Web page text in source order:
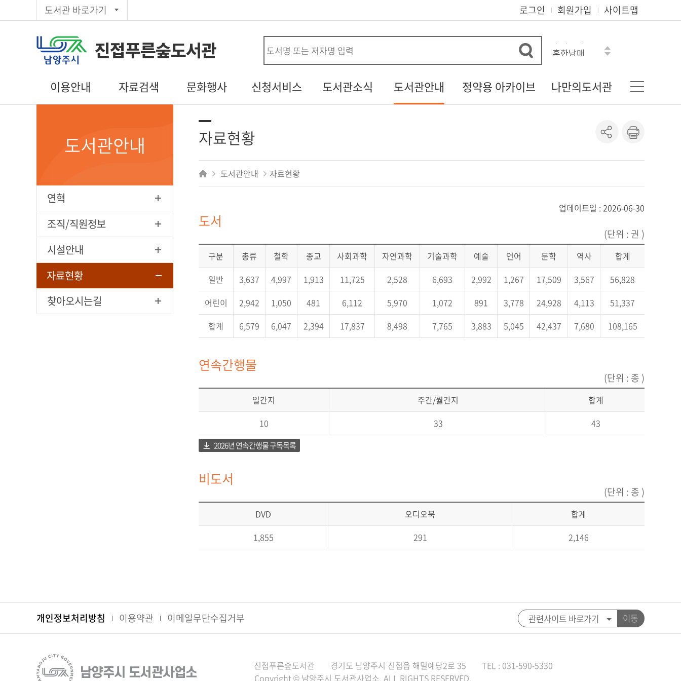
도서관 바로가기 로그인 회원가입 사이트맵
진접푸른숲도서관
흔한남매
아몬드
로맨스소설
이용안내
대출/반납/예약
전자도서관
자료검색
신착자료목록
문화행사
문화행사 신청
독서동아리
책 표지 톺아보기
신청서비스
두루두루 서비스
내생애첫도서관
책바다
도서관견학신청
도서관소식
행사갤러리
설문조사
도서관안내
자료현황
정약용 아카이브
정약용 선생 관련 자료
나만의도서관
나의신청정보
상호대차조회
도서추천서비스
온라인정회원신청
도서관안내
연혁
조직/직원정보
시설안내
자료현황
찾아오시는길
자료현황
도서관안내 자료현황
업데이트일 : 2026-06-30
도서
(단위 : 권 )
구분 총류 철학 종교 사회과학 자연과학 기술과학 예술 언어 문학 역사
합계
일반
3,637 4,997 1,913 11,725 2,528 6,693 2,992 1,267 17,509 3,567
56,828
어린이
2,942 1,050 481 6,112 5,970 1,072 891 3,778 24,928 4,113
51,337
합계
6,579 6,047 2,394 17,837 8,498 7,765 3,883 5,045 42,437 7,680 108,165
연속간행물
(단위 : 종 )
일간지 주간/월간지
합계
10
33 43
2026년 연속간행물 구독목록
비도서
(단위 : 종 )
DVD 오디오북
합계
1,855
291 2,146
개인정보처리방침 이용약관 이메일무단수집거부 이동
진접푸른숲도서관 경기도 남양주시 진접읍 해밀예당2로 35
TEL : 031-590-5330
Copyright © 남양주시 도서관사업소. ALL RIGHTS RESERVED.